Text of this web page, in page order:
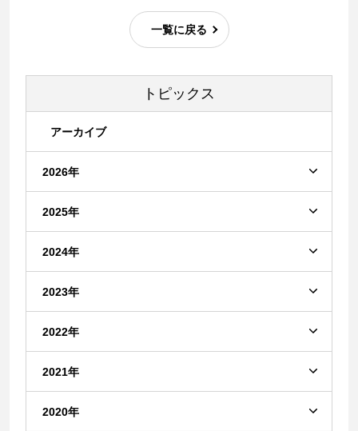
一覧に戻る
トピックス
アーカイブ
2026年
2025年
2024年
2023年
2022年
2021年
2020年